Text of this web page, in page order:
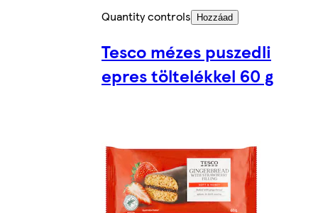
Quantity controls
Hozzáad
Tesco mézes puszedli
epres töltelékkel 60 g